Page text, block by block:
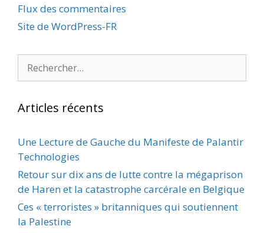
Flux des commentaires
Site de WordPress-FR
Articles récents
Une Lecture de Gauche du Manifeste de Palantir
Technologies
Retour sur dix ans de lutte contre la mégaprison
de Haren et la catastrophe carcérale en Belgique
Ces « terroristes » britanniques qui soutiennent
la Palestine